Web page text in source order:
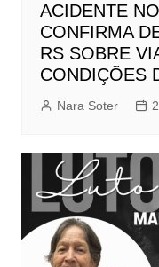
ACIDENTE
CONFIRMA
RS SOBRE
CONDIÇÕES
Nara Soter